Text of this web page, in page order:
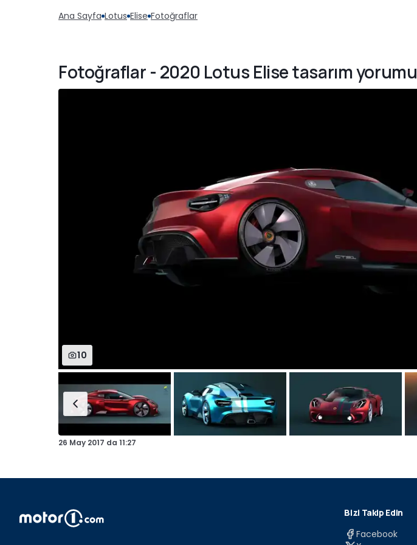
Ana Sayfa Lotus Elise Fotoğraflar
Fotoğraflar - 2020 Lotus Elise tasarım yorumu
10
26 May 2017 da 11:27
Bizi Takip Edin
Facebook